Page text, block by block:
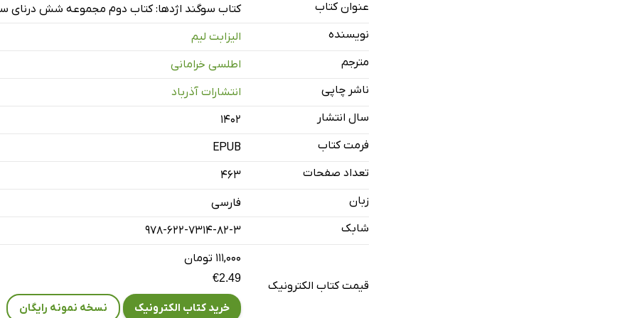
عنوان کتاب
کتاب سوگند اژدها: کتاب دوم مجموعه شش درنای
نویسنده
الیزابت لیم
مترجم
اطلسی خرامانی
ناشر چاپی
انتشارات آذرباد
سال انتشار
۱۴۰۲
فرمت کتاب
EPUB
تعداد صفحات
463
زبان
فارسی
شابک
978-622-7314-82-3
قیمت کتاب الکترونیک
۱۱۱,۰۰۰ تومان
€2.49
خرید کتاب الکترونیک نسخه نمونه رایگان